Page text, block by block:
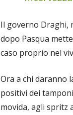
Il governo Draghi,
dopo Pasqua
caso proprio nel
Ora a chi daranno
positivi dei
movida, agli spritz